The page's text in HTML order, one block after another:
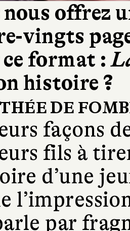
nous offrez
vingts
format :
histoire ?
DE
façons
fils à
d’une
par